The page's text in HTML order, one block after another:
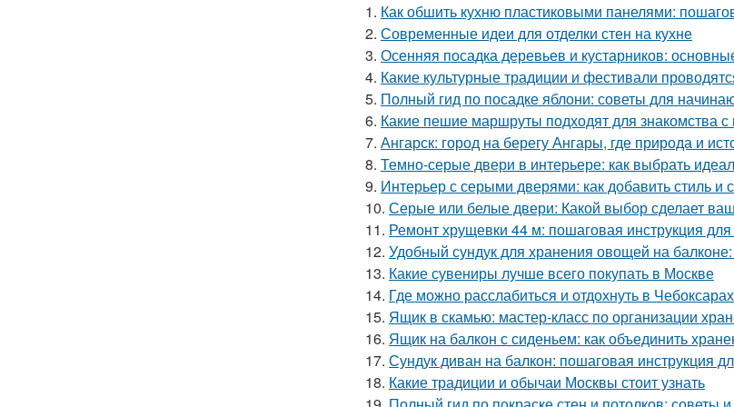
1. Как обшить кухню пластиковыми панелями:
2. Современные идеи для отделки стен на кухне
3. Осенняя посадка деревьев и кустарников:
4. Какие культурные традиции и фестивали
5. Полный гид по посадке яблони: советы для
6. Какие пешие маршруты подходят для знакомства с
7. Ангарск: город на берегу Ангары, где природа и
8. Темно-серые двери в интерьере: как выбрать
9. Интерьер с серыми дверями: как добавить стиль
10. Серые или белые двери: Какой выбор сделает
11. Ремонт хрущевки 44 м: пошаговая инструкция
12. Удобный сундук для хранения овощей на
13. Какие сувениры лучше всего покупать в Москве
14. Где можно расслабиться и отдохнуть в Чебоксарах
15. Ящик в скамью: мастер-класс по организации
16. Ящик на балкон с сиденьем: как объединить
17. Сундук диван на балкон: пошаговая инструкция
18. Какие традиции и обычаи Москвы стоит узнать